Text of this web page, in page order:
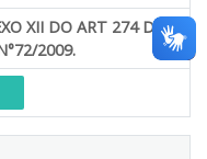
XII DO ART 274 DA
2009.